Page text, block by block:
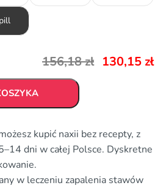
156,18zł 130,15 zł
kupić naxii bez recepty, z
dni w całej Polsce. Dyskretne
w leczeniu zapalenia stawów